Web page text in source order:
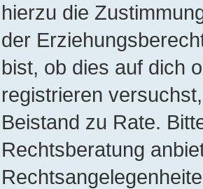
hierzu die
der
bist, ob dies auf dich
registrieren
Beistand zu Rate.
Rechtsberatung